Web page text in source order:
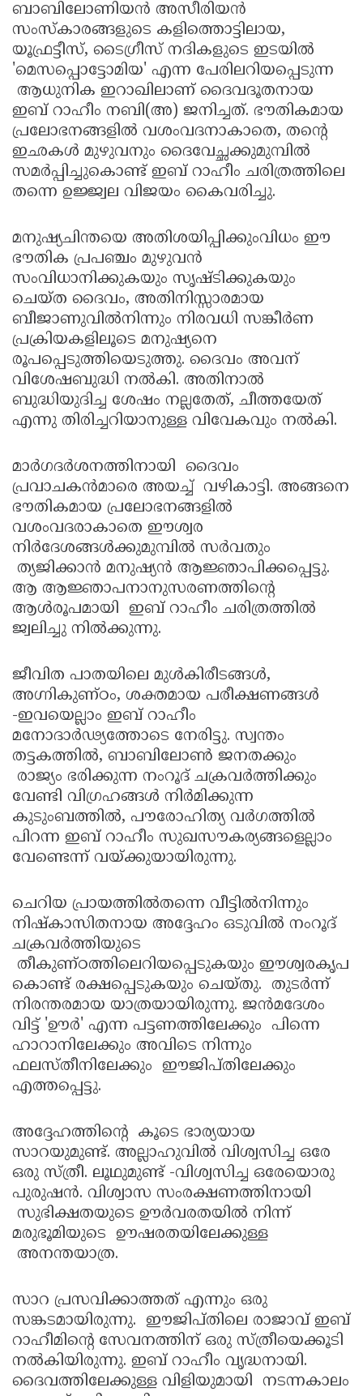
ബാബിലോണിയന്‍ അസീരിയന്‍
സംസ്‌കാരങ്ങളുടെ കളിത്തൊട്ടിലായ,
യൂഫ്രട്ടീസ്, ടൈഗ്രീസ് നദികളുടെ ഇടയില്‍
'മെസപ്പൊട്ടോമിയ' എന്ന പേരിലറിയപ്പെടുന്ന
ആധുനിക ഇറാഖിലാണ് ദൈവദൂതനായ
ഇബ് റാഹീം നബി(അ) ജനിച്ചത്. ഭൗതികമായ
പ്രലോഭനങ്ങളില്‍ വശംവദനാകാതെ, തന്റെ
ഇഛകള്‍ മുഴുവനും ദൈവേച്ഛക്കുമുമ്പില്‍
സമര്‍പ്പിച്ചുകൊണ്ട് ഇബ് റാഹീം ചരിത്രത്തിലെ
തന്നെ ഉജ്ജ്വല വിജയം കൈവരിച്ചു.
മനുഷ്യചിന്തയെ അതിശയിപ്പിക്കുംവിധം ഈ
ഭൗതിക പ്രപഞ്ചം മുഴുവന്‍
സംവിധാനിക്കുകയും സൃഷ്ടിക്കുകയും
ചെയ്ത ദൈവം, അതിനിസ്സാരമായ
ബീജാണുവില്‍നിന്നും നിരവധി സങ്കീര്‍ണ
പ്രക്രിയകളിലൂടെ മനുഷ്യനെ
രൂപപ്പെടുത്തിയെടുത്തു. ദൈവം അവന്
വിശേഷബുദ്ധി നല്‍കി. അതിനാല്‍
ബുദ്ധിയുദിച്ച ശേഷം നല്ലതേത്, ചീത്തയേത്
എന്നു തിരിച്ചറിയാനുള്ള വിവേകവും നല്‍കി.
മാര്‍ഗദര്‍ശനത്തിനായി ദൈവം
പ്രവാചകന്‍മാരെ അയച്ച് വഴികാട്ടി. അങ്ങനെ
ഭൗതികമായ പ്രലോഭനങ്ങളില്‍
വശംവദരാകാതെ ഈശ്വര
നിര്‍ദേശങ്ങള്‍ക്കുമുമ്പില്‍ സര്‍വതും
ത്യജിക്കാന്‍ മനുഷ്യന്‍ ആജ്ഞാപിക്കപ്പെട്ടു.
ആ ആജ്ഞാപനാനുസരണത്തിന്റെ
ആള്‍രൂപമായി ഇബ് റാഹീം ചരിത്രത്തില്‍
ജ്വലിച്ചു നില്‍ക്കുന്നു.
ജീവിത പാതയിലെ മുള്‍കിരീടങ്ങള്‍,
അഗ്നികുണ്ഠം, ശക്തമായ പരീക്ഷണങ്ങള്‍
-ഇവയെല്ലാം ഇബ് റാഹീം
മനോദാര്‍ഢ്യത്തോടെ നേരിട്ടു. സ്വന്തം
തട്ടകത്തില്‍, ബാബിലോണ്‍ ജനതക്കും
രാജ്യം ഭരിക്കുന്ന നംറൂദ് ചക്രവര്‍ത്തിക്കും
വേണ്ടി വിഗ്രഹങ്ങള്‍ നിര്‍മിക്കുന്ന
കുടുംബത്തില്‍, പൗരോഹിത്യ വര്‍ഗത്തില്‍
പിറന്ന ഇബ് റാഹീം സുഖസൗകര്യങ്ങളെല്ലാം
വേണ്ടെന്ന് വയ്ക്കുയായിരുന്നു.
ചെറിയ പ്രായത്തില്‍തന്നെ വീട്ടില്‍നിന്നും
നിഷ്‌കാസിതനായ അദ്ദേഹം ഒടുവില്‍ നംറൂദ്
ചക്രവര്‍ത്തിയുടെ
തീകുണ്ഠത്തിലെറിയപ്പെടുകയും ഈശ്വരകൃപ
കൊണ്ട് രക്ഷപ്പെടുകയും ചെയ്തു. തുടര്‍ന്ന്
നിരന്തരമായ യാത്രയായിരുന്നു. ജന്‍മദേശം
വിട്ട് 'ഊര്‍' എന്ന പട്ടണത്തിലേക്കും പിന്നെ
ഹാറാനിലേക്കും അവിടെ നിന്നും
ഫലസ്തീനിലേക്കും ഈജിപ്തിലേക്കും
എത്തപ്പെട്ടു.
അദ്ദേഹത്തിന്റെ കൂടെ ഭാര്യയായ
സാറയുമുണ്ട്. അല്ലാഹുവില്‍ വിശ്വസിച്ച ഒരേ
ഒരു സ്ത്രീ. ലൂഥുമുണ്ട് -വിശ്വസിച്ച ഒരേയൊരു
പുരുഷന്‍. വിശ്വാസ സംരക്ഷണത്തിനായി
സുഭിക്ഷതയുടെ ഊര്‍വരതയില്‍ നിന്ന്
മരുഭൂമിയുടെ ഊഷരതയിലേക്കുള്ള
അനന്തയാത്ര.
സാറ പ്രസവിക്കാത്തത് എന്നും ഒരു
സങ്കടമായിരുന്നു. ഈജിപ്തിലെ രാജാവ് ഇബ്
റാഹീമിന്റെ സേവനത്തിന് ഒരു സ്ത്രീയെക്കൂടി
നല്‍കിയിരുന്നു. ഇബ് റാഹീം വൃദ്ധനായി.
ദൈവത്തിലേക്കുള്ള വിളിയുമായി നടന്നകാലം